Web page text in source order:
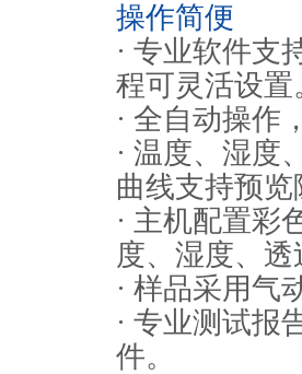
操作简便
· 专业软件支
程可灵活设置
· 全自动操作
· 温度、湿度
曲线支持预
· 主机配置彩
度、湿度、透
· 样品采用气
· 专业测试报
件。